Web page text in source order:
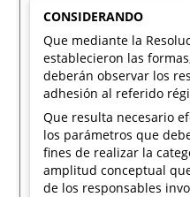
CONSIDERANDO
Que mediante la
establecieron las
deberán observar los
adhesión al referido
Que resulta necesario
los parámetros que
fines de realizar la
amplitud conceptual
de los responsables